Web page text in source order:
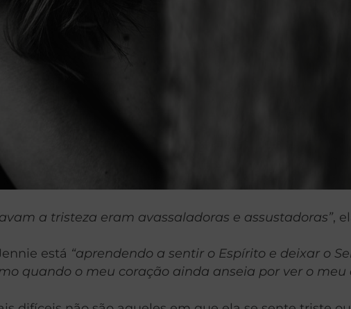
a tristeza eram avassaladoras e assustadoras”,
está “aprendendo a sentir o Espírito e deixar o
quando o meu coração ainda anseia por ver o meu